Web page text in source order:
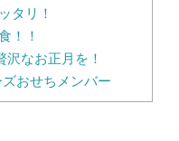
タリ！
！！
沢なお正月を！
おせちメンバー